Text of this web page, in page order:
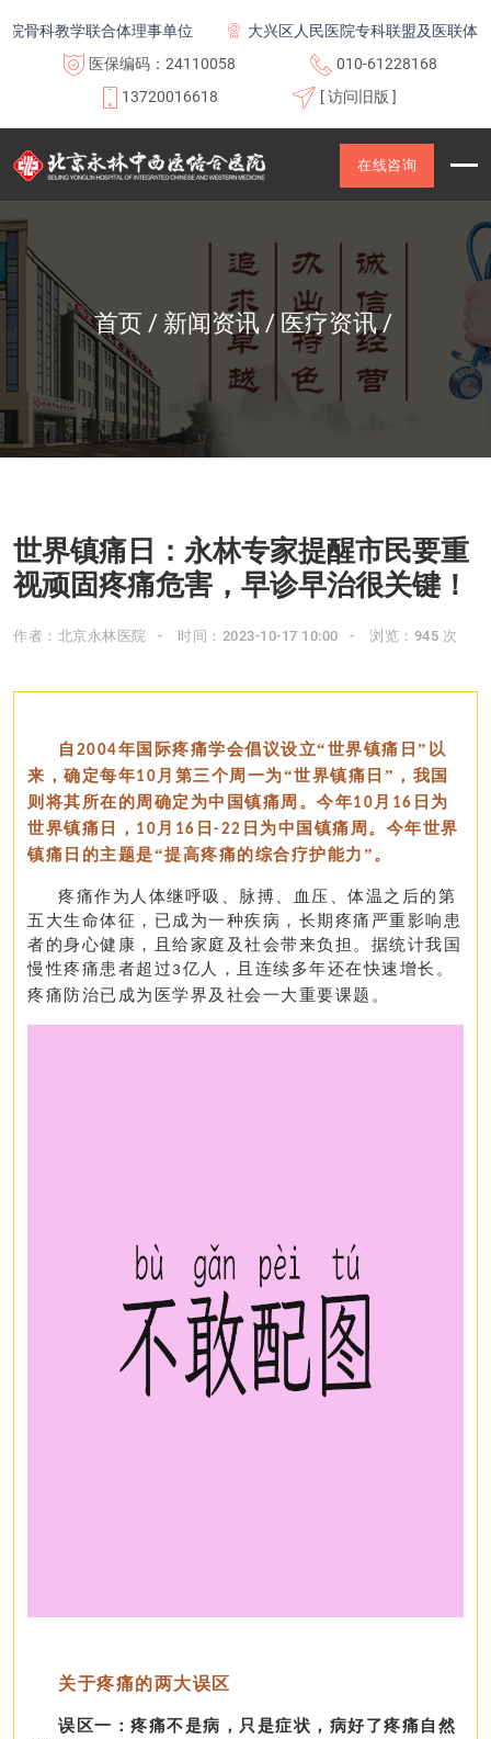
教学联合体理事单位
大兴区人民医院专科联盟及医联体成员单
医保编码：24110058
010-61228168
13720016618
[ 访问旧版 ]
在线咨询
首页 新闻资讯 医疗资讯
世界镇痛日：永林专家提醒市民要重
视顽固疼痛危害，早诊早治很关键！
作者：北京永林医院 时间：2023-10-17 10:00 浏览：945 次
自 2004年国际疼痛学会倡议设立“世界镇痛日”以
来，确定每年10 月第三个周一为“世界镇痛日”，我国
则将其所在的周确定为中国镇痛周。今年10 月 16 日为
世界镇痛日， 10 月 16 日 -22 日为中国镇痛周。 今年世界
镇痛日的主题是“提高疼痛的综合疗护能力”。
疼痛作为人体继呼吸、脉搏、血压、体温之后的第
五大生命体征，已成为一种疾病，长期疼痛严重影响患
者的身心健康，且给家庭及社会带来负担。 据统计我国
慢性疼痛患者超过 3 亿人，且连续多年还在快速增长。
疼痛防治已成为医学界及社会一大重要课题。
关于疼痛的两大误区
误区一：疼痛不是病，只是症状，病好了疼痛自然